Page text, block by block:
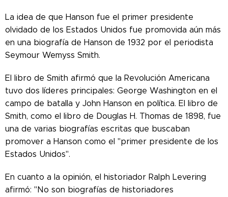
La idea de que Hanson fue el primer presidente
olvidado de los Estados Unidos fue promovida aún más
en una biografía de Hanson de 1932 por el periodista
Seymour Wemyss Smith.
El libro de Smith afirmó que la Revolución Americana
tuvo dos líderes principales: George Washington en el
campo de batalla y John Hanson en política. El libro de
Smith, como el libro de Douglas H. Thomas de 1898, fue
una de varias biografías escritas que buscaban
promover a Hanson como el "primer presidente de los
Estados Unidos".
En cuanto a la opinión, el historiador Ralph Levering
afirmó: "No son biografías de historiadores